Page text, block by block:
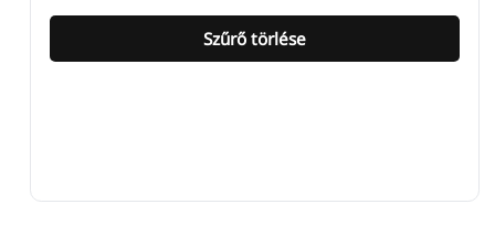
Szűrő törlése